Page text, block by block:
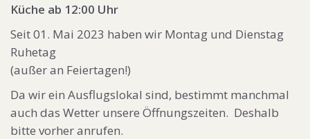
Küche ab 12:00 Uhr
Seit 01. Mai 2023 haben wir Montag und Dienstag
Ruhetag
(außer an Feiertagen!)
Da wir ein Ausflugslokal sind, bestimmt manchmal
auch das Wetter unsere Öffnungszeiten. Deshalb
bitte vorher anrufen.